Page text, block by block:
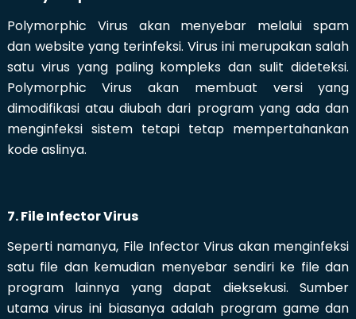
Polymorphic Virus akan menyebar melalui spam
dan website yang terinfeksi. Virus ini merupakan salah
satu virus yang paling kompleks dan sulit dideteksi.
Polymorphic Virus akan membuat versi yang
dimodifikasi atau diubah dari program yang ada dan
menginfeksi sistem tetapi tetap mempertahankan
kode aslinya.
7. File Infector Virus
Seperti namanya, File Infector Virus akan menginfeksi
satu file dan kemudian menyebar sendiri ke file dan
program lainnya yang dapat dieksekusi. Sumber
utama virus ini biasanya adalah program game dan